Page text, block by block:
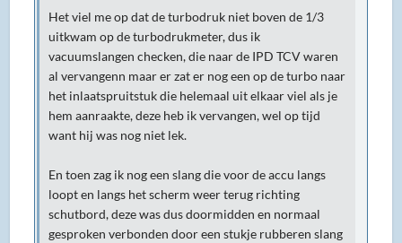
Het viel me op dat de turbodruk niet boven de 1/3
uitkwam op de turbodrukmeter, dus ik
vacuumslangen checken, die naar de IPD TCV waren
al vervangenn maar er zat er nog een op de turbo naar
het inlaatspruitstuk die helemaal uit elkaar viel als je
hem aanraakte, deze heb ik vervangen, wel op tijd
want hij was nog niet lek.
En toen zag ik nog een slang die voor de accu langs
loopt en langs het scherm weer terug richting
schutbord, deze was dus doormidden en normaal
gesproken verbonden door een stukje rubberen slang